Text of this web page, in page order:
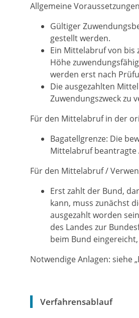
Allgemeine
Gültiger
gestellt werden.
Ein Mittelabruf von bis
Höhe
werden erst nach
Die ausgezahlten
Zuwendungszweck zu
Für den Mittelabruf in der
Bagatellgrenze: Die
Mittelabruf beantragte
Für den Mittelabruf /
Erst zahlt der Bund,
kann, muss zunächst
ausgezahlt worden
des Landes zur
beim Bund
Notwendige Anlagen: siehe
Verfahrensablauf